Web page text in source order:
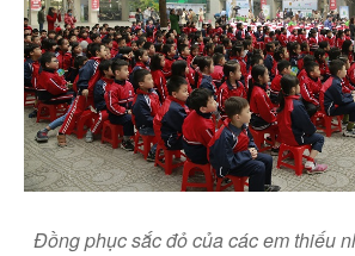
Đồng phục sắc đỏ của các em thiếu